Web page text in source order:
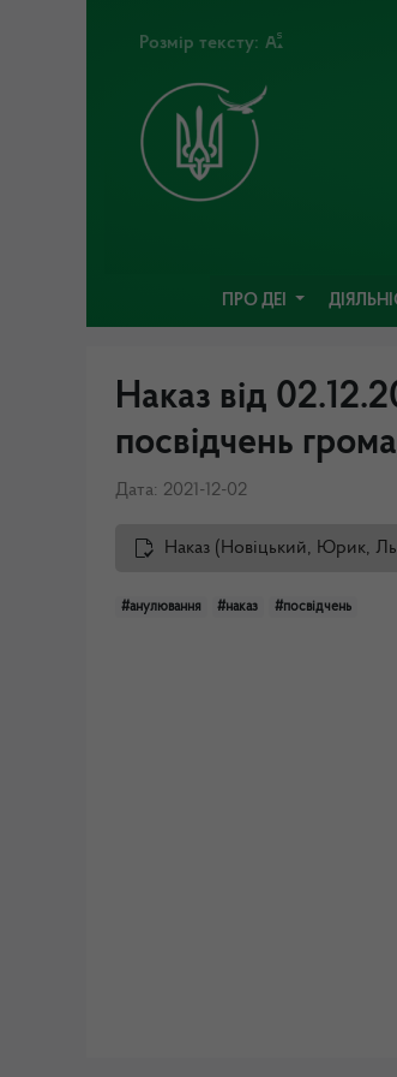
Розмір тексту:
ПРО ДЕІ
Наказ від
посвідчень
Дата: 2021-12-02
Наказ (Новіцький, Юрик,
#анулювання #наказ #посвідчень